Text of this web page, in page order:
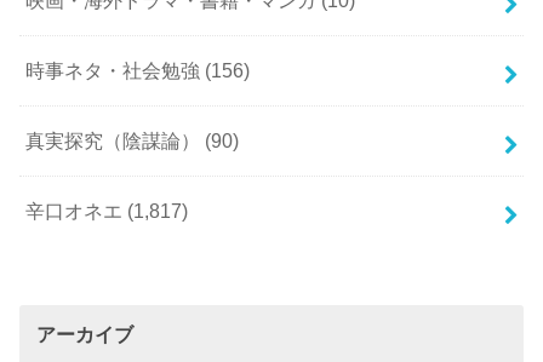
時事ネタ・社会勉強 (156)
真実探究（陰謀論） (90)
辛口オネエ (1,817)
アーカイブ